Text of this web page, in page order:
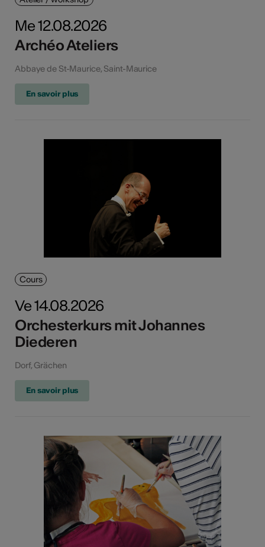
Me 12.08.2026
Archéo Ateliers
Abbaye de St-Maurice, Saint-Maurice
En savoir plus
Cours
Ve 14.08.2026
Orchesterkurs mit Johannes
Diederen
Dorf, Grächen
En savoir plus